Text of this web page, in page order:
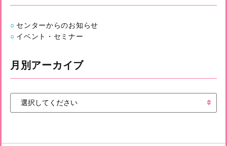
センターからのお知らせ
イベント・セミナー
月別アーカイブ